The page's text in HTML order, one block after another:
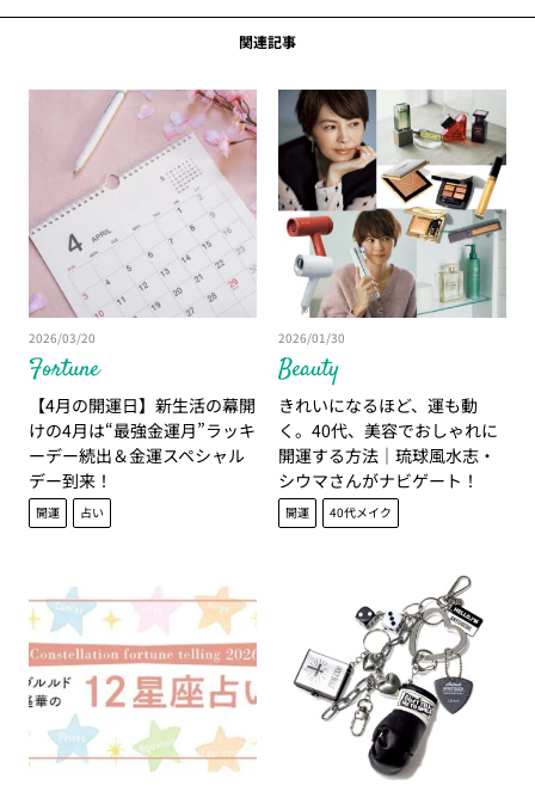
関連記事
Fortune
2026/03/20
【4月の開運日】新生活の幕開
けの4月は“最強金運月”ラッキ
ーデー続出＆金運スペシャル
デー到来！
開運 占い
Beauty
2026/01/30
きれいになるほど、運も動
く。40代、美容でおしゃれに
開運する方法｜琉球風水志・
シウマさんがナビゲート！
開運 40代メイク